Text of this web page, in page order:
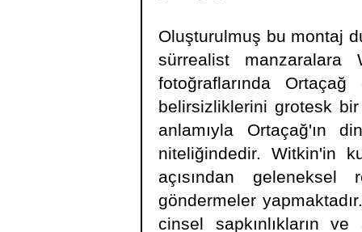
Oluşturulmuş bu montaj
sürrealist manzaralara
fotoğraflarında Ortaçağ
belirsizliklerini grotesk bir
anlamıyla Ortaçağ'ın
niteliğindedir. Witkin'in
açısından
göndermeler
cinsel sapkınlıkların